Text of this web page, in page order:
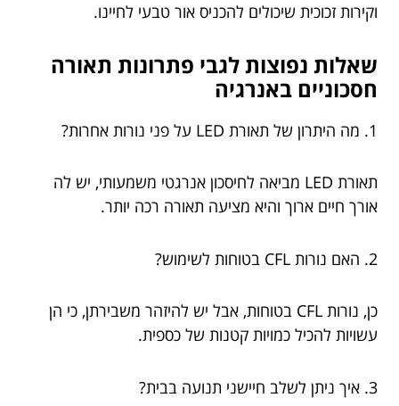
וקירות זכוכית שיכולים להכניס אור טבעי לחיינו.
שאלות נפוצות לגבי פתרונות תאורה
חסכוניים באנרגיה
1. מה היתרון של תאורת LED על פני נורות אחרות?
תאורת LED מביאה לחיסכון אנרגטי משמעותי, יש לה
אורך חיים ארוך והיא מציעה תאורה רכה יותר.
2. האם נורות CFL בטוחות לשימוש?
כן, נורות CFL בטוחות, אבל יש להיזהר משבירתן, כי הן
עשויות להכיל כמויות קטנות של כספית.
3. איך ניתן לשלב חיישני תנועה בבית?